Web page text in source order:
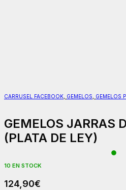
CARRUSEL FACEBOOK GEMELOS GEMELOS
GEMELOS JARRAS
(PLATA DE LEY)
10 EN STOCK
124,90€